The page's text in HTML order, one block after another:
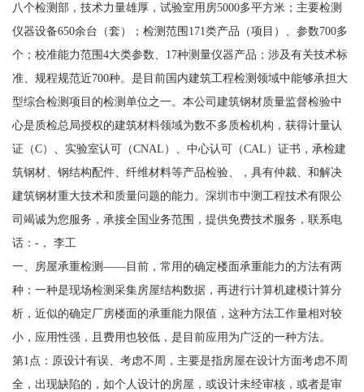
八个检测部，技术力量雄厚，试验室用房5000多平方米；主要检测
仪器设备650余台（套）；检测范围171类产品（项目）、参数700多
个；校准能力范围4大类参数、17种测量仪器产品；涉及有关技术标
准、规程规范近700种。是目前国内建筑工程检测领域中能够承担大
型综合检测项目的检测单位之一。本公司建筑钢材质量监督检验中
心是质检总局授权的建筑材料领域为数不多质检机构，获得计量认
证（C）、实验室认可（CNAL）、中心认可（CAL）证书，承检建
筑钢材、钢结构配件、纤维材料等产品检验、，具有仲裁、和解决
建筑钢材重大技术和质量问题的能力。深圳市中测工程技术有限公
司竭诚为您服务，承接全国业务范围，提供免费技术服务，联系电
话：-， 李工
一、房屋承重检测——目前，常用的确定楼面承重能力的方法有两
种：一种是现场检测采集房屋结构数据，再进行计算机建模计算分
析，近似的确定厂房楼面的承重能力限值，这种方法工作量相对较
小，应用性强，且费用也较低，是目前应用为广泛的一种方法。
第1点：原设计有误、考虑不周，主要是指房屋在设计方面考虑不周
全，出现缺陷的，如个人设计的房屋，或设计未经审核，或者是审